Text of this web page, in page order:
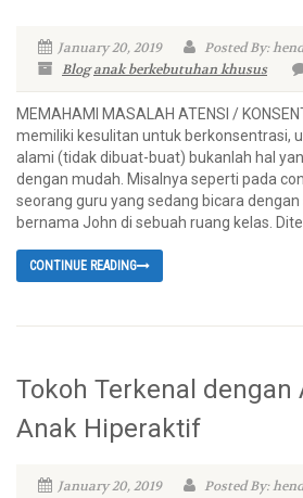
January 20, 2019
Posted By:
Blog anak berkebutuhan khusus
MEMAHAMI MASALAH ATENSI /
memiliki kesulitan untuk berkonsentrasi,
alami (tidak dibuat-buat) bukanlah hal
dengan mudah. Misalnya seperti pada
seorang guru yang sedang bicara
bernama John di sebuah ruang kelas.
CONTINUE READING
Tokoh Terkenal dengan
Anak Hiperaktif
January 20, 2019
Posted By: